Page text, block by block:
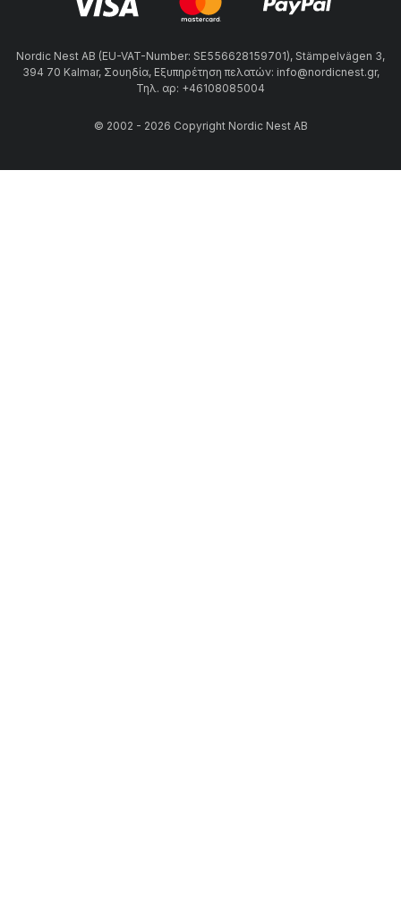
Nordic Nest AB (EU-VAT-Number: SE556628159701), Stämpelvägen 3,
394 70 Kalmar, Σουηδία, Εξυπηρέτηση πελατών: info@nordicnest.gr,
Τηλ. αρ: +46108085004
© 2002 - 2026 Copyright Nordic Nest AB